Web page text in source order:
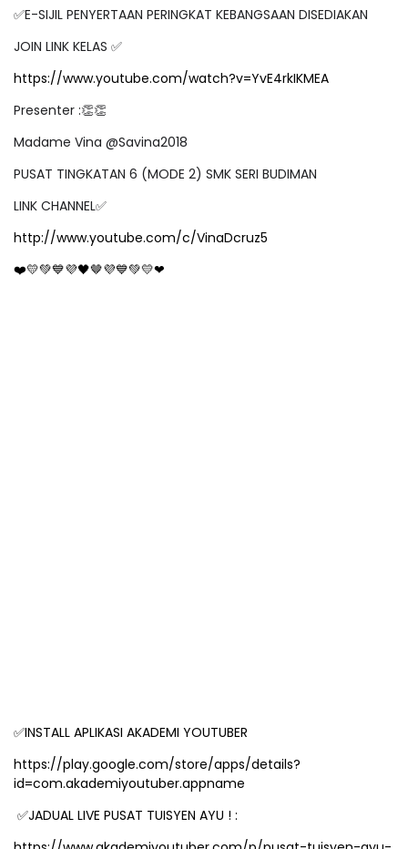
✅E-SIJIL PENYERTAAN PERINGKAT KEBANGSAAN DISEDIAKAN
JOIN LINK KELAS ✅
https://www.youtube.com/watch?v=YvE4rkIKMEA
Presenter :👏👏
Madame Vina @Savina2018
PUSAT TINGKATAN 6 (MODE 2) SMK SERI BUDIMAN
LINK CHANNEL✅
http://www.youtube.com/c/VinaDcruz5
❤💛💚💙💜🖤🤎💜💙💚💛❤
✅INSTALL APLIKASI AKADEMI YOUTUBER
https://play.google.com/store/apps/details?
id=com.akademiyoutuber.appname
✅JADUAL LIVE PUSAT TUISYEN AYU ! :